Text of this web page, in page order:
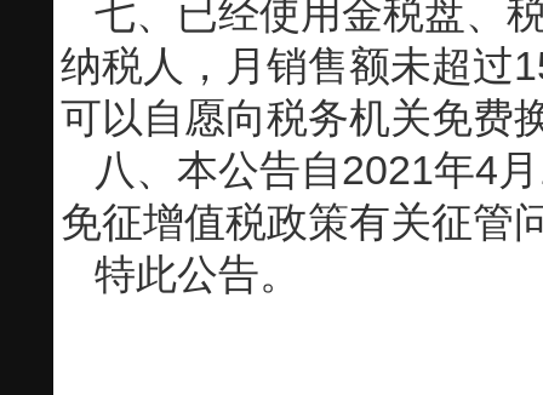
七、已经使用金税盘、
纳税人，月销售额未超过
可以自愿向税务机关免费
八、本公告自2021年4
免征增值税政策有关征管
特此公告。